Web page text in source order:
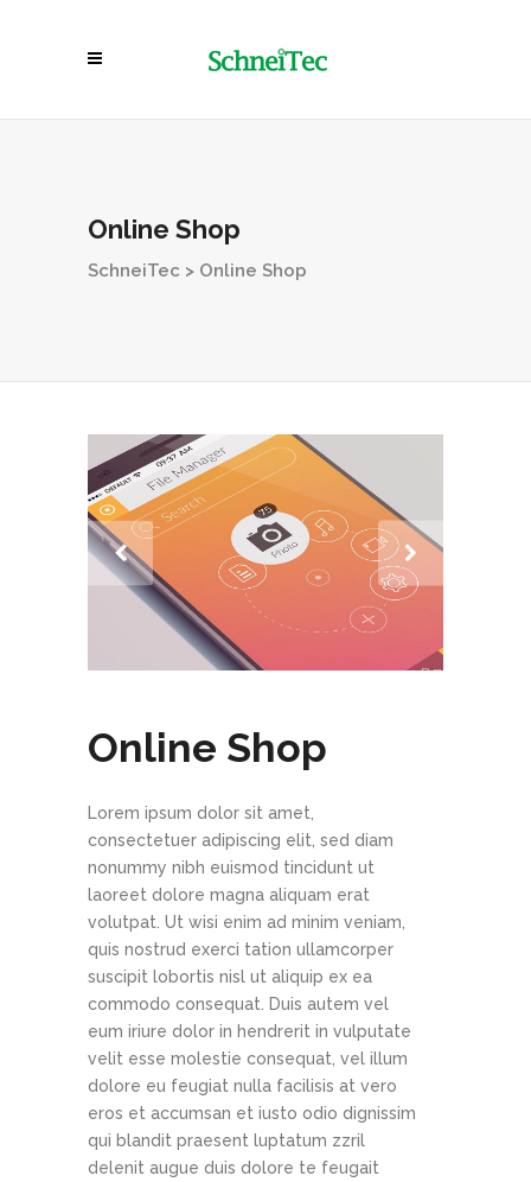
Online Shop
SchneiTec > Online Shop
Online Shop
Lorem ipsum dolor sit amet,
consectetuer adipiscing elit, sed diam
nonummy nibh euismod tincidunt ut
laoreet dolore magna aliquam erat
volutpat. Ut wisi enim ad minim veniam,
quis nostrud exerci tation ullamcorper
suscipit lobortis nisl ut aliquip ex ea
commodo consequat. Duis autem vel
eum iriure dolor in hendrerit in vulputate
velit esse molestie consequat, vel illum
dolore eu feugiat nulla facilisis at vero
eros et accumsan et iusto odio dignissim
qui blandit praesent luptatum zzril
delenit augue duis dolore te feugait